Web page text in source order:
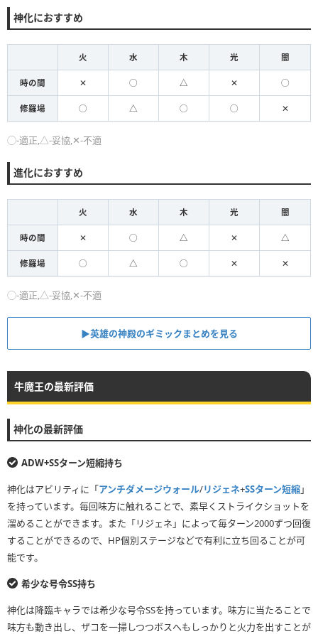
神化におすすめ
火 水 木 光 闇
時の間 ✕ ◯ △ ✕ ◯
修羅場 ◯ △ ◯ ◯ ✕
◯-適正,△-妥協,✕-不適
進化におすすめ
火 水 木 光 闇
時の間 ✕ ◯ △ ✕ △
修羅場 ◯ △ ◯ ✕ ✕
◯-適正,△-妥協,✕-不適
▶英雄の神殿のギミックまとめを見る
牛魔王の最新評価
神化の最新評価
ADW+SSターン短縮持ち
神化はアビリティに「アンチダメージウォール/リジェネ+SSターン短縮」
を持っています。毎回味方に触れることで、素早くストライクショットを
溜めることができます。また「リジェネ」によって毎ターン2000ずつ回復
することができるので、HP個別ステージなどで有利に立ち回ることが可
能です。
希少な号令SS持ち
神化は降臨キャラでは希少な号令SSを持っています。味方に当たることで
味方も動き出し、ザコを一掃しつつボスへもしっかりと火力を出すことが